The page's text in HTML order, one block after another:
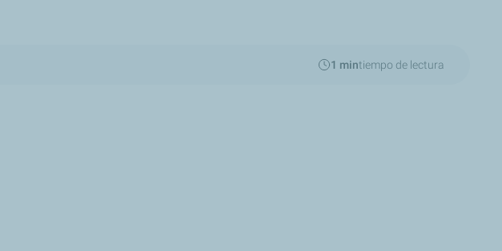
1 mintiempo de lectura